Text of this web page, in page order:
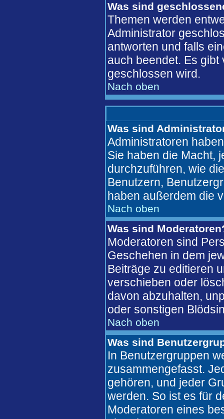
Was sind
Themen werden
Administrator
antworten und falls
auch beendet. Es
geschlossen wird.
Nach oben
Was sind
Administratoren
Sie haben die Macht,
durchzuführen, wie
Benutzern,
haben außerdem die
Nach oben
Was sind
Moderatoren sind
Geschehen in dem
Beiträge zu editieren
verschieben oder
davon abzuhalten,
oder sonstigen
Nach oben
Was sind
In Benutzergruppen
zusammengefasst.
gehören, und jeder
werden. So ist es für
Moderatoren eines